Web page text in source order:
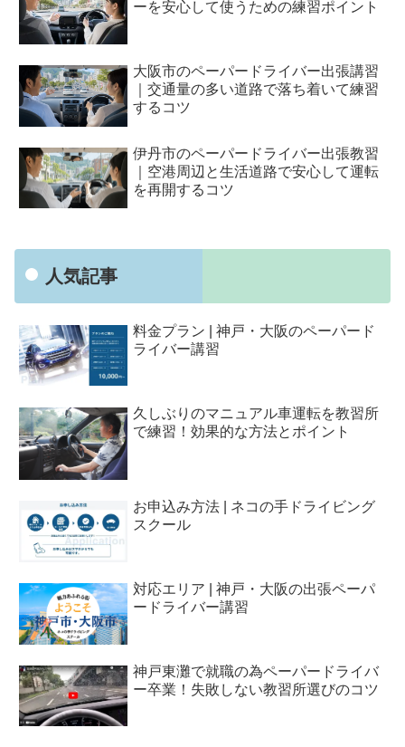
ーを安心して使うための練習ポイント
大阪市のペーパードライバー出張講習
｜交通量の多い道路で落ち着いて練習
するコツ
伊丹市のペーパードライバー出張教習
｜空港周辺と生活道路で安心して運転
を再開するコツ
人気記事
料金プラン | 神戸・大阪のペーパード
ライバー講習
久しぶりのマニュアル車運転を教習所
で練習！効果的な方法とポイント
お申込み方法 | ネコの手ドライビング
スクール
対応エリア | 神戸・大阪の出張ペーパ
ードライバー講習
神戸東灘で就職の為ペーパードライバ
ー卒業！失敗しない教習所選びのコツ